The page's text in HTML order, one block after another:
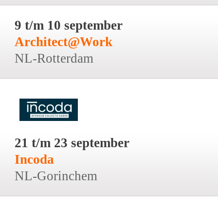
9 t/m 10 september
Architect@Work
NL-Rotterdam
21 t/m 23 september
Incoda
NL-Gorinchem